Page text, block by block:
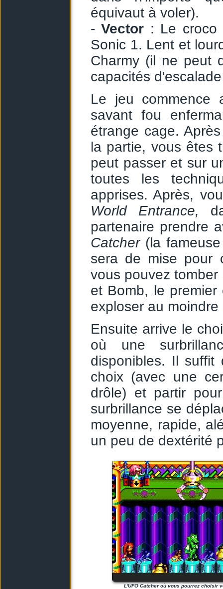
équivaut à voler).
-Vector : Le
Sonic 1. Lent et
Charmy (il ne peut
capacités
Le jeu commence
savant fou
étrange cage.
la partie, vous êtes
peut passer et sur
toutes les
apprises. Après,
World Entrance,
partenaire prendre
Catcher(la fameuse
sera de mise pour
vous pouvez
et Bomb, le
exploser au moindre
Ensuite arrive le
où une
disponibles. Il
choix (avec une
drôle) et partir
surbrillance se
moyenne, rapide,
un peu de dextérité
L'UFO Catcher où vous pourrez choisir